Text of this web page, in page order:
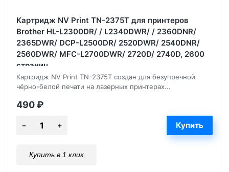
Картридж NV Print TN-2375T для принтеров
Brother HL-L2300DR/ / L2340DWR/ / 2360DNR/
2365DWR/ DCP-L2500DR/ 2520DWR/ 2540DNR/
2560DWR/ MFC-L2700DWR/ 2720D/ 2740D, 2600
страниц
Картридж NV Print TN-2375T создан для безупречной
чёрно-белой печати на лазерных принтерах...
490₽
Купить в 1 клик